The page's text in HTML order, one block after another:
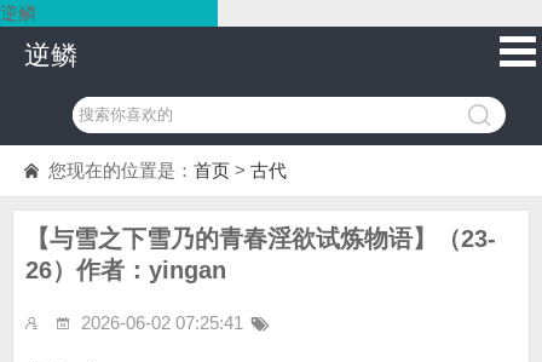
逆鳞
逆鳞
您现在的位置是： 首页 > 古代
【与雪之下雪乃的青春淫欲试炼物语】（23-
26）作者：yingan
2026-06-02 07:25:41